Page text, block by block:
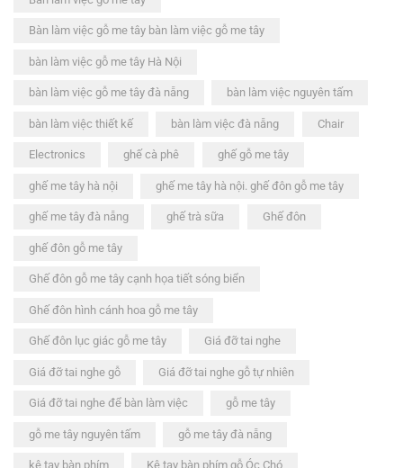
Bàn làm việc gỗ me tây bàn làm việc gỗ me tây
bàn làm việc gỗ me tây Hà Nội
bàn làm việc gỗ me tây đà nẵng bàn làm việc nguyên tấm
bàn làm việc thiết kế bàn làm việc đà nẵng Chair
Electronics ghế cà phê ghế gỗ me tây
ghế me tây hà nội ghế me tây hà nội. ghế đôn gỗ me tây
ghế me tây đà nẵng ghế trà sữa Ghế đôn
ghế đôn gỗ me tây
Ghế đôn gỗ me tây cạnh họa tiết sóng biển
Ghế đôn hình cánh hoa gỗ me tây
Ghế đôn lục giác gỗ me tây Giá đỡ tai nghe
Giá đỡ tai nghe gỗ Giá đỡ tai nghe gỗ tự nhiên
Giá đỡ tai nghe để bàn làm việc gỗ me tây
gỗ me tây nguyên tấm gỗ me tây đà nẵng
kê tay bàn phím Kê tay bàn phím gỗ Óc Chó